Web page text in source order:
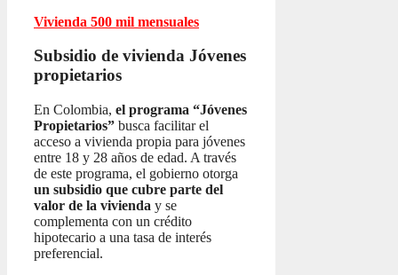
Vivienda 500 mil mensuales
Subsidio de vivienda Jóvenes
propietarios
En Colombia, el programa “Jóvenes
Propietarios” busca facilitar el
acceso a vivienda propia para jóvenes
entre 18 y 28 años de edad. A través
de este programa, el gobierno otorga
un subsidio que cubre parte del
valor de la vivienda y se
complementa con un crédito
hipotecario a una tasa de interés
preferencial.